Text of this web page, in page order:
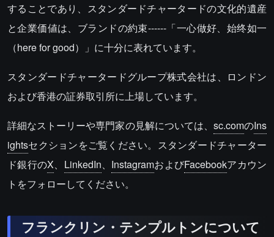
することであり、スタンダードチャータードの文化的遺産
と企業価値は、ブランドの約束------「一心做好、始终如一
（here for good）」に十分に表れています。
スタンダードチャータードグループ株式会社は、ロンドン
および香港の証券取引所に上場しています。
詳細なストーリーや専門家の見解については、 sc.comのIns
ightsセクションをご覧ください。スタンダードチャーター
ド銀行のX、 LinkedIn、 InstagramおよびFacebookアカウン
トをフォローしてください。
フランクリン・テンプルトンについて